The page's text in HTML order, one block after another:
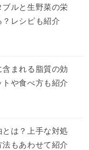
ブルと生野菜の栄
レシピも紹介
まれる脂質の効
や食べ方も紹介
は？上手な対処
もあわせて紹介